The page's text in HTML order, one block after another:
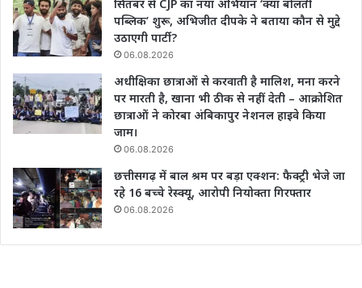
सितंबर से CJP का नया अभियान ‘क्या बोलती
पब्लिक’ शुरू, अभिजीत दीपके ने बताया कौन से मुद्दे
उठाएगी पार्टी?
06.08.2026
अधीक्षिका छात्राओं से करवाती है मालिश, मना करने
पर मारती है, खाना भी ठीक से नहीं देती – आक्रोशित
छात्राओं ने कोरबा अंबिकापुर नेशनल हाइवे किया
जाम।
06.08.2026
छत्तीसगढ़ में बाल श्रम पर बड़ा एक्शन: फैक्ट्री भेजे जा
रहे 16 बच्चे रेस्क्यू, आरोपी नियोक्ता गिरफ्तार
06.08.2026